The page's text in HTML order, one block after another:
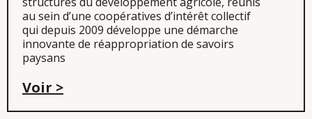
au sein d’une coopératives d’intérêt collectif
qui depuis 2009 développe une démarche
innovante de réappropriation de savoirs
paysans
Voir >